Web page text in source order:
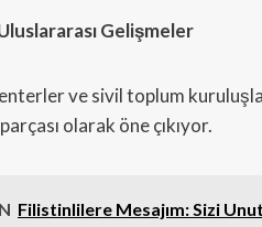
Gelişmeler
ve sivil toplum
olarak öne çıkıyor.
Filistinlilere Mesajım: Sizi